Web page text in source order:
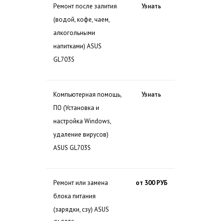
Ремонт после залития
(водой, кофе, чаем,
алкогольными
напитками) ASUS
GL703S
Узнать
Компьютерная помощь,
ПО (Установка и
настройка Windows,
удаление вирусов)
ASUS GL703S
Узнать
Ремонт или замена
блока питания
(зарядки, сзу) ASUS
от 300 РУБ